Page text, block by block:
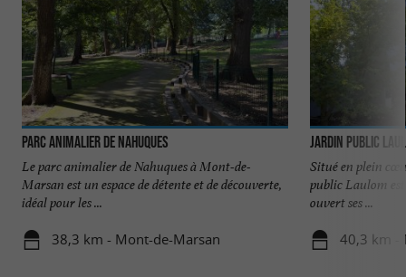
Parc animalier de Nahuques
Le parc animalier de Nahuques à Mont-de-
Marsan est un espace de détente et de découverte,
idéal pour les ...
38,3 km - Mont-de-Marsan
Jardin public
Situé en plein
public Laulom
ouvert ses ...
40,3 km -